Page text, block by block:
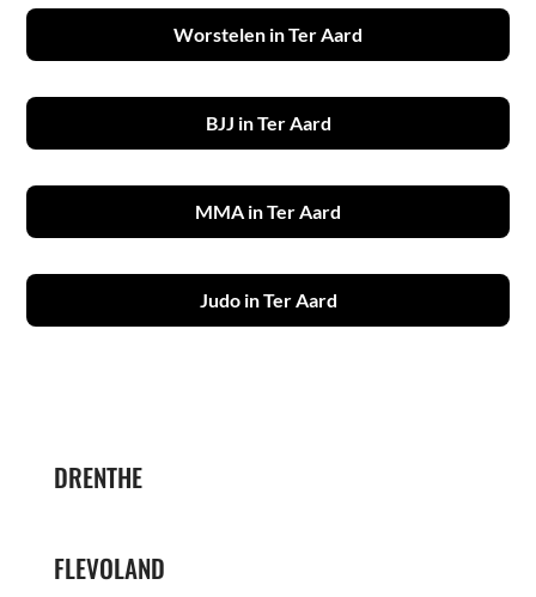
Worstelen in Ter Aard
BJJ in Ter Aard
MMA in Ter Aard
Judo in Ter Aard
DRENTHE
FLEVOLAND